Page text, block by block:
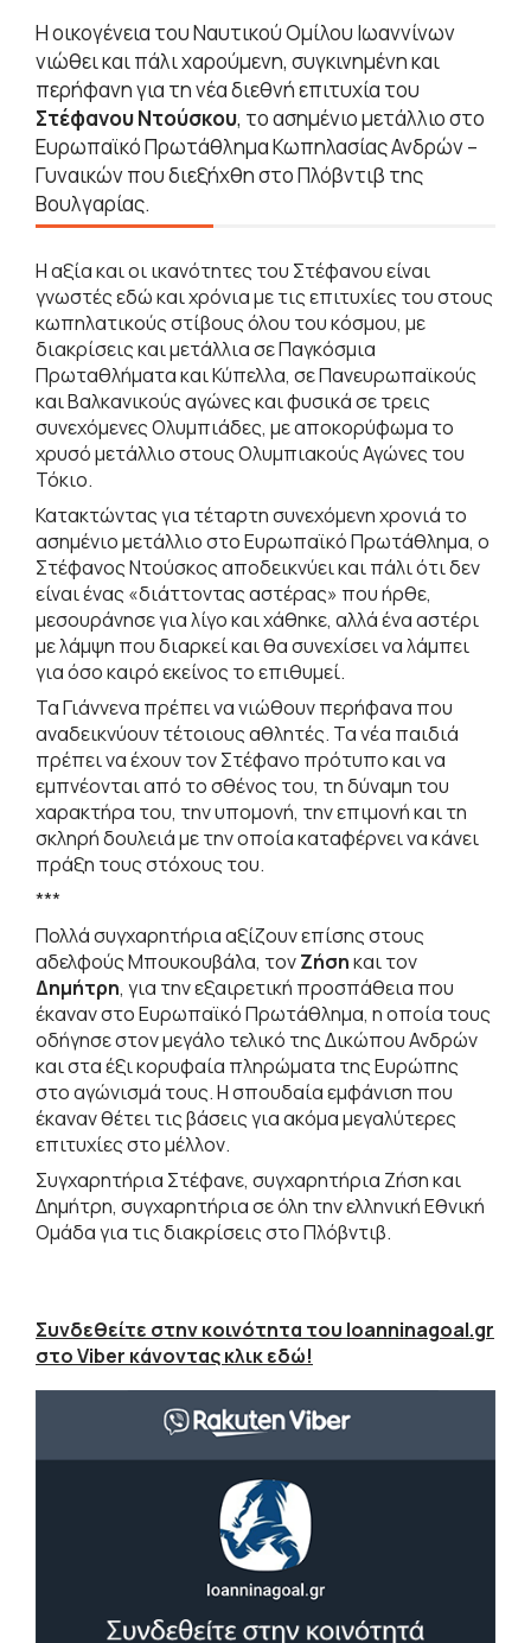
Η οικογένεια του Ναυτικού Ομίλου Ιωαννίνων
νιώθει και πάλι χαρούμενη, συγκινημένη και
περήφανη για τη νέα διεθνή επιτυχία του
Στέφανου Ντούσκου, το ασημένιο μετάλλιο στο
Ευρωπαϊκό Πρωτάθλημα Κωπηλασίας Ανδρών –
Γυναικών που διεξήχθη στο Πλόβντιβ της
Βουλγαρίας.
Η αξία και οι ικανότητες του Στέφανου είναι
γνωστές εδώ και χρόνια με τις επιτυχίες του στους
κωπηλατικούς στίβους όλου του κόσμου, με
διακρίσεις και μετάλλια σε Παγκόσμια
Πρωταθλήματα και Κύπελλα, σε Πανευρωπαϊκούς
και Βαλκανικούς αγώνες και φυσικά σε τρεις
συνεχόμενες Ολυμπιάδες, με αποκορύφωμα το
χρυσό μετάλλιο στους Ολυμπιακούς Αγώνες του
Τόκιο.
Κατακτώντας για τέταρτη συνεχόμενη χρονιά το
ασημένιο μετάλλιο στο Ευρωπαϊκό Πρωτάθλημα, ο
Στέφανος Ντούσκος αποδεικνύει και πάλι ότι δεν
είναι ένας «διάττοντας αστέρας» που ήρθε,
μεσουράνησε για λίγο και χάθηκε, αλλά ένα αστέρι
με λάμψη που διαρκεί και θα συνεχίσει να λάμπει
για όσο καιρό εκείνος το επιθυμεί.
Τα Γιάννενα πρέπει να νιώθουν περήφανα που
αναδεικνύουν τέτοιους αθλητές. Τα νέα παιδιά
πρέπει να έχουν τον Στέφανο πρότυπο και να
εμπνέονται από το σθένος του, τη δύναμη του
χαρακτήρα του, την υπομονή, την επιμονή και τη
σκληρή δουλειά με την οποία καταφέρνει να κάνει
πράξη τους στόχους του.
***
Πολλά συγχαρητήρια αξίζουν επίσης στους
αδελφούς Μπουκουβάλα, τονΖήσηκαι τον
Δημήτρη, για την εξαιρετική προσπάθεια που
έκαναν στο Ευρωπαϊκό Πρωτάθλημα, η οποία τους
οδήγησε στον μεγάλο τελικό της Δικώπου Ανδρών
και στα έξι κορυφαία πληρώματα της Ευρώπης
στο αγώνισμά τους. Η σπουδαία εμφάνιση που
έκαναν θέτει τις βάσεις για ακόμα μεγαλύτερες
επιτυχίες στο μέλλον.
Συγχαρητήρια Στέφανε, συγχαρητήρια Ζήση και
Δημήτρη, συγχαρητήρια σε όλη την ελληνική Εθνική
Ομάδα για τις διακρίσεις στο Πλόβντιβ.
Συνδεθείτε στην κοινότητα του Ioanninagoal.gr
στο Viber κάνοντας κλικ εδώ!